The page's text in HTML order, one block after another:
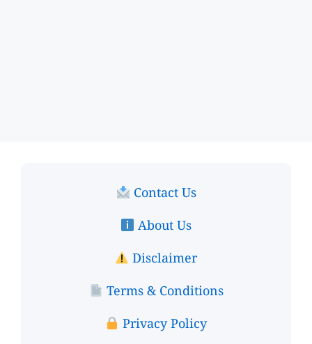
Contact Us
About Us
Disclaimer
Terms & Conditions
Privacy Policy